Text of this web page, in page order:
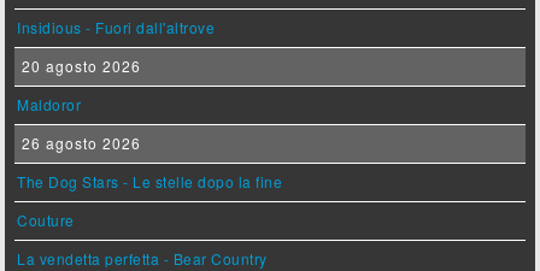
Insidious - Fuori dall'altrove
20 agosto 2026
Maldoror
26 agosto 2026
The Dog Stars - Le stelle dopo la fine
Couture
La vendetta perfetta - Bear Country